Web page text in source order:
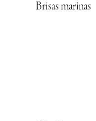
Brisas marinas